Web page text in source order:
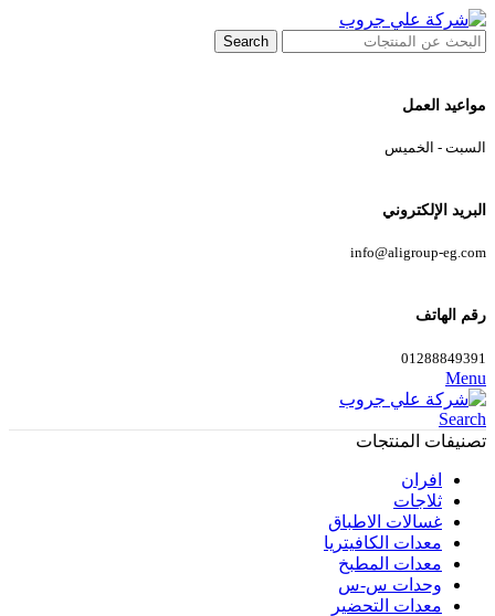
Search
مواعيد العمل
السبت - الخميس
البريد الإلكتروني
info@aligroup-eg.com
رقم الهاتف
01288849391
Menu
Search
تصنيفات المنتجات
افران
ثلاجات
غسالات الاطباق
معدات الكافيتريا
معدات المطبخ
وحدات س-س
معدات التحضير